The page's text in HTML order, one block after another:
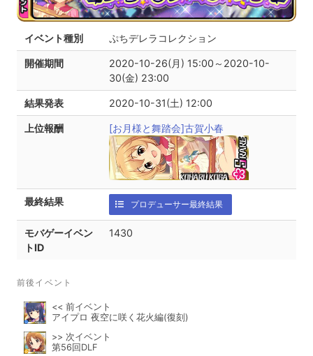
イベント種別 ぷちデレラコレクション
開催期間
2020-10-26(月) 15:00～2020-10-
30(金) 23:00
結果発表 2020-10-31(土) 12:00
上位報酬 [お月様と舞踏会]古賀小春
最終結果 プロデューサー最終結果
モバゲーイベン
トID
1430
前後イベント
<< 前イベント
アイプロ 夜空に咲く花火編(復刻)
>> 次イベント
第56回DLF